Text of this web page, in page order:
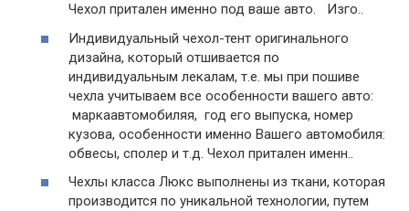
Чехол притален именно под ваше авто. Изго..
Индивидуальный чехол-тент оригинального
дизайна, который отшивается по
индивидуальным лекалам, т.е. мы при пошиве
чехла учитываем все особенности вашего авто:
маркаавтомобиляя, год его выпуска, номер
кузова, особенности именно Вашего автомобиля:
обвесы, сполер и т.д. Чехол притален именн..
Чехлы класса Люкс выполнены из ткани, которая
производится по уникальной технологии, путем